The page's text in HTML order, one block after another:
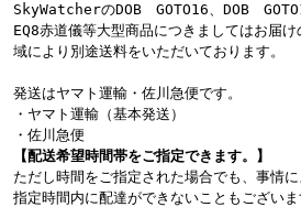
SkyWatcherのDOB GOTO16、DOB
EQ8赤道儀等大型商品につきましてはお届け
域により別途送料をいただいております。
発送はヤマト運輸・佐川急便です。
・ヤマト運輸（基本発送）
・佐川急便
【配送希望時間帯をご指定できます。】
ただし時間をご指定された場合でも、事情に
指定時間内に配達ができないこともございま